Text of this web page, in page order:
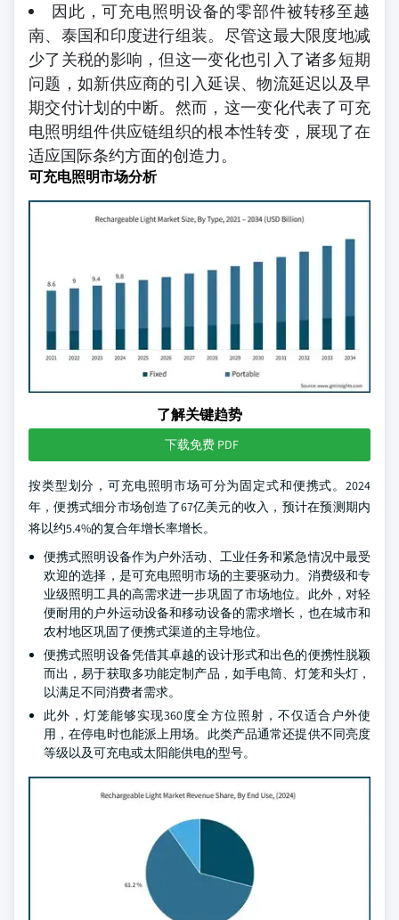
因此，可充电照明设备的零部件被转移至越
南、泰国和印度进行组装。尽管这最大限度地减
少了关税的影响，但这一变化也引入了诸多短期
问题，如新供应商的引入延误、物流延迟以及早
期交付计划的中断。然而，这一变化代表了可充
电照明组件供应链组织的根本性转变，展现了在
适应国际条约方面的创造力。
可充电照明市场分析
了解关键趋势
下载免费 PDF
按类型划分，可充电照明市场可分为固定式和便携式。2024
年，便携式细分市场创造了67亿美元的收入，预计在预测期内
将以约5.4%的复合年增长率增长。
便携式照明设备作为户外活动、工业任务和紧急情况中最受
欢迎的选择，是可充电照明市场的主要驱动力。消费级和专
业级照明工具的高需求进一步巩固了市场地位。此外，对轻
便耐用的户外运动设备和移动设备的需求增长，也在城市和
农村地区巩固了便携式渠道的主导地位。
便携式照明设备凭借其卓越的设计形式和出色的便携性脱颖
而出，易于获取多功能定制产品，如手电筒、灯笼和头灯，
以满足不同消费者需求。
此外，灯笼能够实现360度全方位照射，不仅适合户外使
用，在停电时也能派上用场。此类产品通常还提供不同亮度
等级以及可充电或太阳能供电的型号。